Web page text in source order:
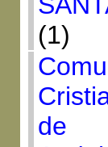
(1)
de